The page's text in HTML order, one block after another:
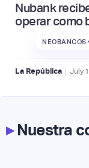
Nubank
operar como
NEOBANCOS
La República | July
▸Nuestra